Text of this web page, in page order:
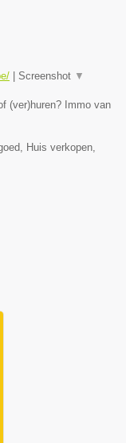
Screenshot ▼
(ver)huren? Immo van
Huis verkopen,